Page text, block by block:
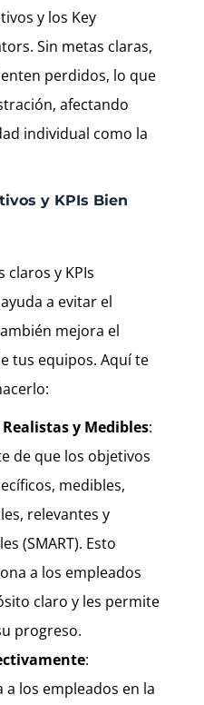
y los Key
Sin metas claras,
perdidos, lo que
afectando
individual como la
y KPIs Bien
claros y KPIs
a evitar el
mejora el
tus equipos. Aquí te
y Medibles:
de que los objetivos
medibles,
relevantes y
(SMART). Esto
a los empleados
claro y les permite
progreso.
:
a los empleados en la